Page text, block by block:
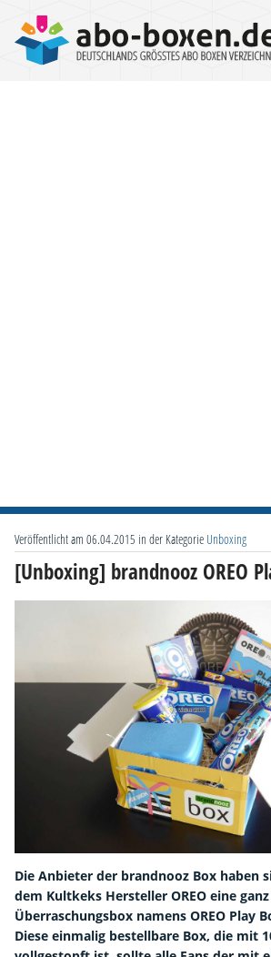
Veröffentlicht am 06.04.2015 in der Kategorie Unboxing
[Unboxing] brandnooz OREO
Die Anbieter der brandnooz Box haben
dem Kultkeks Hersteller OREO eine
Überraschungsbox namens OREO Play
Diese einmalig bestellbare Box, die mit